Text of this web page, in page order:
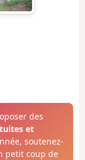
des
et
soutenez-
petit coup de